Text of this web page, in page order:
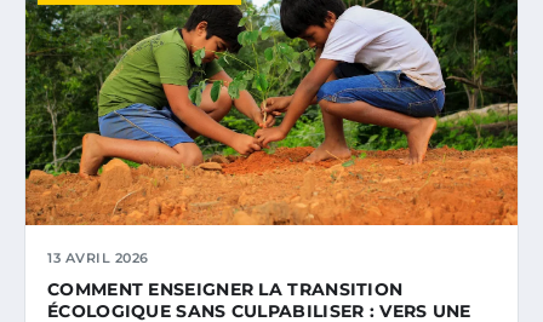
13 AVRIL 2026
COMMENT ENSEIGNER LA TRANSITION
ÉCOLOGIQUE SANS CULPABILISER : VERS UNE